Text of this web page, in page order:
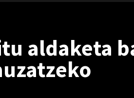
aldaketa